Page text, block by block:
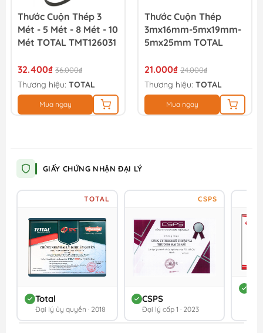
Thước Cuộn Thép 3
Mét - 5 Mét - 8 Mét - 10
Mét TOTAL TMT126031
32.400₫ 36.000₫
Thương hiệu: TOTAL
Mua ngay
Thước Cuộn Thép
3mx16mm-5mx19mm-
5mx25mm TOTAL
21.000₫ 24.000₫
Thương hiệu: TOTAL
Mua ngay
GIẤY CHỨNG NHẬN ĐẠI LÝ
TOTAL
Total
Đại lý ủy quyền · 2018
CSPS
CSPS
Đại lý cấp 1 · 2023